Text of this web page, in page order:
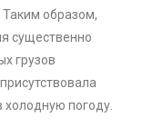
образом,
существенно
грузов
холодную погоду.